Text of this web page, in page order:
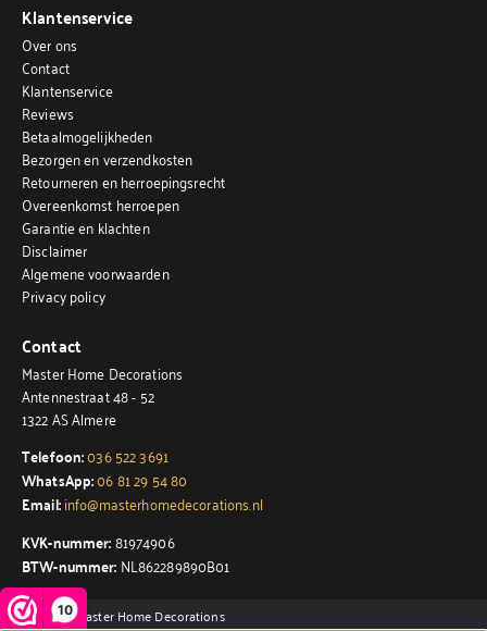
10
Klantenservice
Over ons
Contact
Klantenservice
Reviews
Betaalmogelijkheden
Bezorgen en verzendkosten
Retourneren en herroepingsrecht
Overeenkomst herroepen
Garantie en klachten
Disclaimer
Algemene voorwaarden
Privacy policy
Contact
Master Home Decorations
Antennestraat 48 - 52
1322 AS Almere
Telefoon:036 522 3691
WhatsApp:06 81 29 54 80
Email:info@masterhomedecorations.nl
KVK-nummer:81974906
BTW-nummer: NL862289890B01
© 2026 - Master Home Decorations